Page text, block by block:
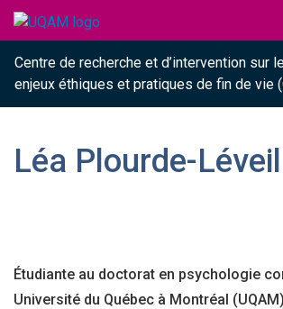
Raccourci vers le contenu
Raccourci vers le menu principal
Raccourci vers la recherche
Skip to main content
Skip to main menu
Skip to search
Centre de recherche et d’intervention sur
enjeux éthiques et pratiques de fin de vie
Léa Plourde-
Étudiante au doctorat en psychologie
Université du Québec à Montréal (UQAM)